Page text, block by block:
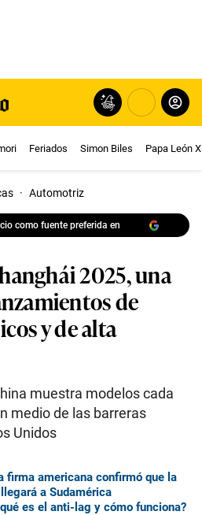
Feriados Simon Biles Papa León
· Automotriz
como fuente preferida en
2025, una
de
y de alta
muestra modelos cada
medio de las barreras
Unidos
firma americana confirmó que la
a Sudamérica
es el anti-lag y cómo funciona?